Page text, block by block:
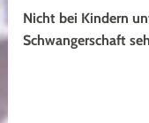
Nicht bei Kindern
Schwangerschaft